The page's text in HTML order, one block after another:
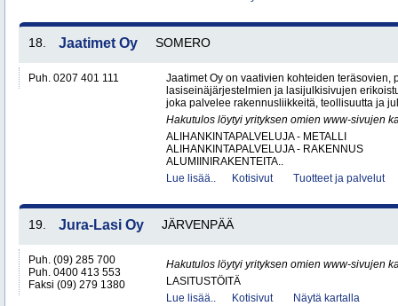
18. Jaatimet Oy SOMERO
Puh. 0207 401 111
Jaatimet Oy on vaativien kohteiden teräsovien,
lasiseinäjärjestelmien ja lasijulkisivujen
joka palvelee rakennusliikkeitä, teollisuutta ja
Hakutulos löytyi yrityksen omien www-sivujen
ALIHANKINTAPALVELUJA - METALLI
ALIHANKINTAPALVELUJA - RAKENNUS
ALUMIINIRAKENTEITA..
Lue lisää..
Kotisivut Tuotteet ja palvelut
19. Jura-Lasi Oy JÄRVENPÄÄ
Puh. (09) 285 700
Puh. 0400 413 553
Faksi (09) 279 1380
Hakutulos löytyi yrityksen omien www-sivujen
LASITUSTÖITÄ
Lue lisää..
Kotisivut Näytä kartalla